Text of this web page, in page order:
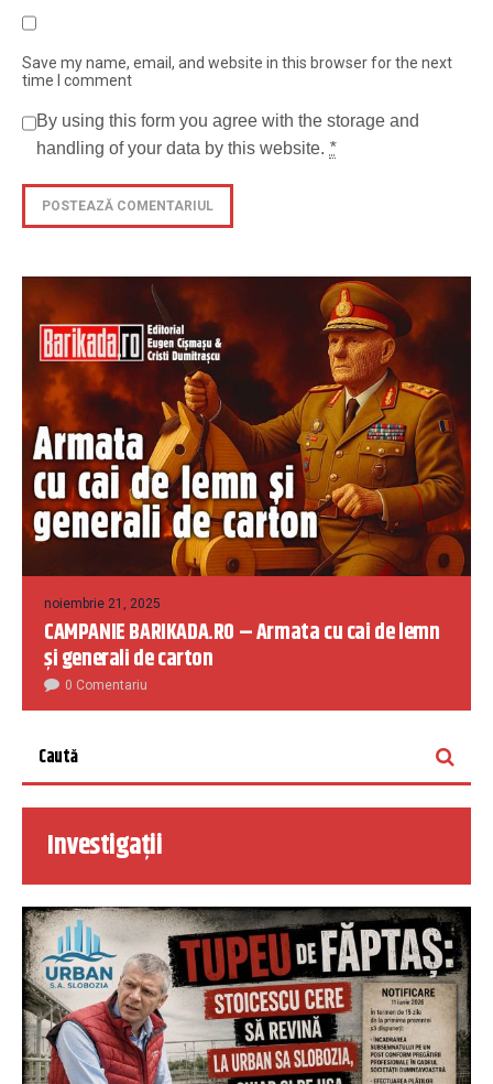
Save my name, email, and website in this browser for the next
time I comment
By using this form you agree with the storage and
handling of your data by this website. *
noiembrie 21, 2025
CAMPANIE BARIKADA.RO – Armata cu cai de lemn
și generali de carton
0 Comentariu
Investigații